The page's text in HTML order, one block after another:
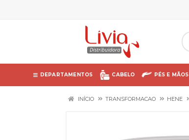
DEPARTAMENTOS CABELO PÉS E MÃOS
INÍCIO TRANSFORMACAO HENE